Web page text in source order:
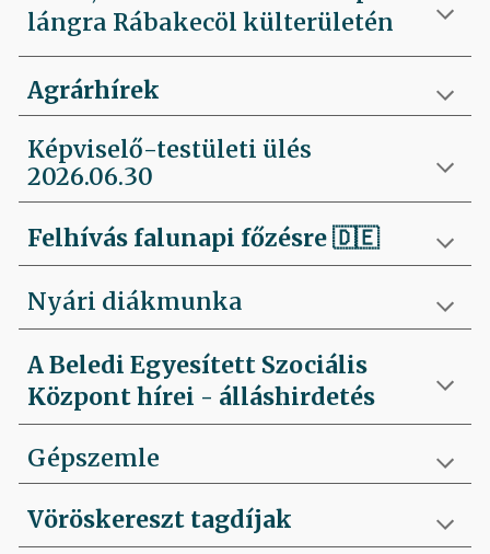
lángra Rábakecöl külterületén
Agrárhírek
Képviselő-testületi ülés
2026.06.30
Felhívás falunapi főzésre🇩🇪
Nyári diákmunka
A Beledi Egyesített Szociális
Központ hírei - álláshirdetés
Gépszemle
Vöröskereszt tagdíjak